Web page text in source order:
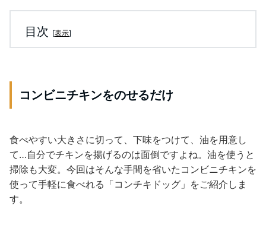
目次 [表示]
コンビニチキンをのせるだけ
食べやすい大きさに切って、下味をつけて、油を用意し
て…自分でチキンを揚げるのは面倒ですよね。油を使うと
掃除も大変。今回はそんな手間を省いたコンビニチキンを
使って手軽に食べれる「コンチキドッグ」をご紹介しま
す。